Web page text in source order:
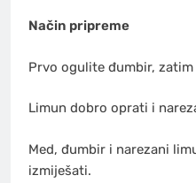
Način pripreme
Prvo ogulite đumbir,
Limun dobro oprati i
Med, đumbir i narezani
izmiješati.